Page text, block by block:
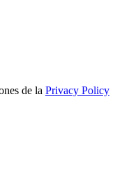
de la Privacy Policy